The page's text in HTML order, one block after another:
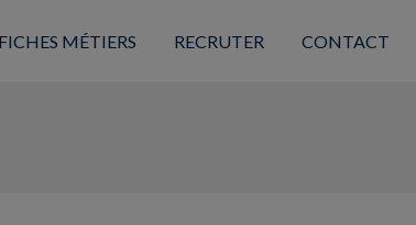
FICHES MÉTIERS RECRUTER CONTACT